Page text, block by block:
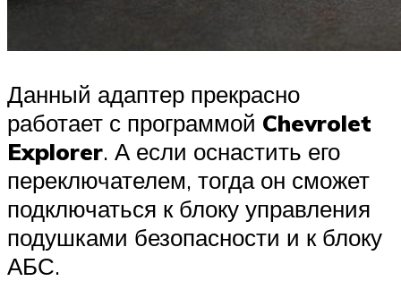
Данный адаптер прекрасно
работает с программой Chevrolet
Explorer. А если оснастить его
переключателем, тогда он сможет
подключаться к блоку управления
подушками безопасности и к блоку
АБС.